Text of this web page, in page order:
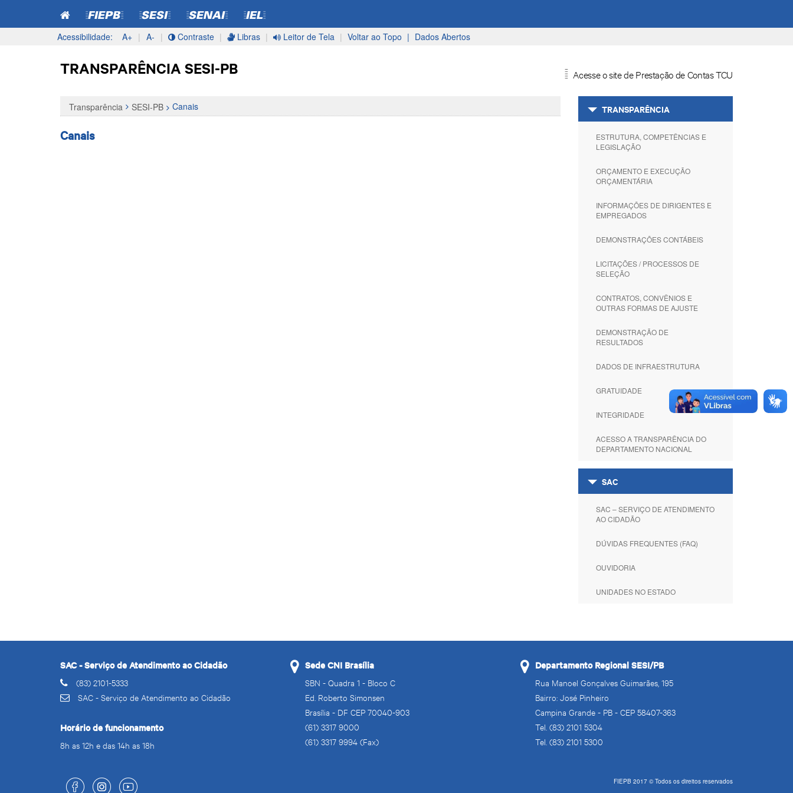
=FIEPB= =SESI= =SENAI= =IEL=
Acessibilidade:
para o
conteúdo
para
o
A+ | A- | Contraste | Libras | Leitor de Tela | Voltar ao Topo | Dados Abertos
TRANSPARÊNCIA SESI-PB = Acesse o site de Prestação de Contas TCU
Transparência SESI-PB Canais
Canais
TRANSPARÊNCIA
ESTRUTURA, COMPETÊNCIAS E
LEGISLAÇÃO
ORÇAMENTO E EXECUÇÃO
ORÇAMENTÁRIA
INFORMAÇÕES DE DIRIGENTES E
EMPREGADOS
DEMONSTRAÇÕES CONTÁBEIS
LICITAÇÕES / PROCESSOS DE
SELEÇÃO
CONTRATOS, CONVÊNIOS E
OUTRAS FORMAS DE AJUSTE
DEMONSTRAÇÃO DE
RESULTADOS
DADOS DE INFRAESTRUTURA
GRATUIDADE
INTEGRIDADE
ACESSO A TRANSPARÊNCIA DO
DEPARTAMENTO NACIONAL
SAC
SAC – SERVIÇO DE ATENDIMENTO
AO CIDADÃO
DÚVIDAS FREQUENTES (FAQ)
OUVIDORIA
UNIDADES NO ESTADO
SAC - Serviço de Atendimento ao Cidadão
(83) 2101-5333
SAC - Serviço de Atendimento ao Cidadão
Horário de funcionamento
8h as 12h e das 14h as 18h
Sede CNI Brasília
SBN - Quadra 1 - Bloco C
Ed. Roberto Simonsen
Brasília - DF CEP 70040-903
(61) 3317 9000
(61) 3317 9994 (Fax)
Departamento Regional SESI/PB
Rua Manoel Gonçalves Guimarães, 195
Bairro: José Pinheiro
Campina Grande - PB - CEP 58407-363
Tel. (83) 2101 5304
Tel. (83) 2101 5300
FIEPB 2017 © Todos os direitos reservados